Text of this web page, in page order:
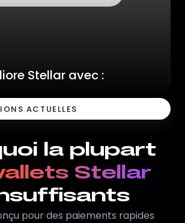
Stellar avec :
ACTUELLES
la plupart
Stellar
pour des paiements rapides